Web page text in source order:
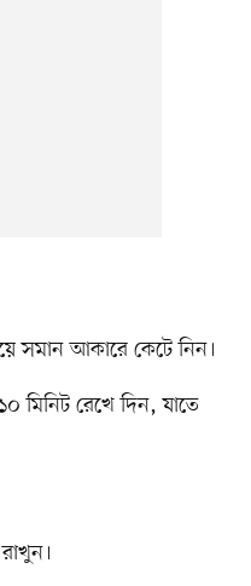
সমান আকারে কেটে নিন।
মিনিট রেখে দিন, যাতে